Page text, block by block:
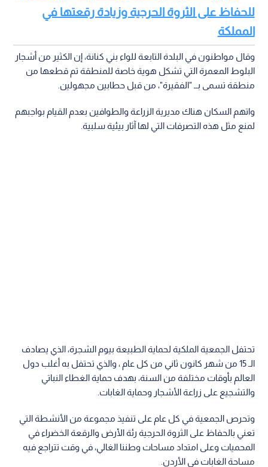
للحفاظ على الثروة الحرجية وزيادة رقعتها في
المملكة
وقال مواطنون في البلدة التابعة للواء بني كنانة، إن الكثير من أشجار
البلوط المعمرة التي تشكل هوية خاصة للمنطقة تم قطعها من
منطقة تسمى بــ "الفقيرة"، من قبل حطابين مجهولين.
واتهم السكان هناك مديرية الزراعة والطوافين بعدم القيام بواجبهم
لمنع مثل هذه التصرفات التي لها آثار بيئية سلبية.
تحتفل الجمعية الملكية لحماية الطبيعة بيوم الشجرة، الذي يصادف
الـ 15 من شهر كانون ثاني من كل عام ، والذي تحتفل به أغلب دول
العالم بأوقات مختلفة من السنة، بهدف حماية الغطاء النباتي
والتشجيع على زراعة الأشجار وحماية الغابات.
وتحرص الجمعية في كل عام على تنفيذ مجموعة من الأنشطة التي
تعني بالحفاظ على الثروة الحرجية رئة الأرض والرقعة الخضراء في
المحميات وعلى امتداد مساحات وطننا الغالي، في وقت تتراجع فيه
مساحة الغابات في الأردن.